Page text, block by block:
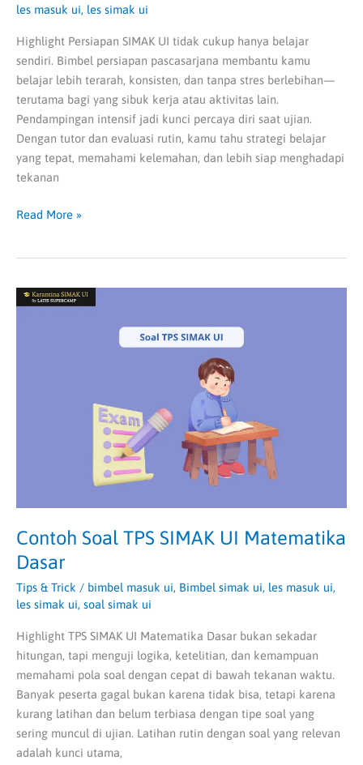
les masuk ui, les simak ui
Highlight Persiapan SIMAK UI tidak cukup hanya belajar
sendiri. Bimbel persiapan pascasarjana membantu kamu
belajar lebih terarah, konsisten, dan tanpa stres berlebihan—
terutama bagi yang sibuk kerja atau aktivitas lain.
Pendampingan intensif jadi kunci percaya diri saat ujian.
Dengan tutor dan evaluasi rutin, kamu tahu strategi belajar
yang tepat, memahami kelemahan, dan lebih siap menghadapi
tekanan
Read More »
Contoh Soal TPS SIMAK UI Matematika
Dasar
Tips & Trick / bimbel masuk ui, Bimbel simak ui, les masuk ui,
les simak ui, soal simak ui
Highlight TPS SIMAK UI Matematika Dasar bukan sekadar
hitungan, tapi menguji logika, ketelitian, dan kemampuan
memahami pola soal dengan cepat di bawah tekanan waktu.
Banyak peserta gagal bukan karena tidak bisa, tetapi karena
kurang latihan dan belum terbiasa dengan tipe soal yang
sering muncul di ujian. Latihan rutin dengan soal yang relevan
adalah kunci utama,
Contoh